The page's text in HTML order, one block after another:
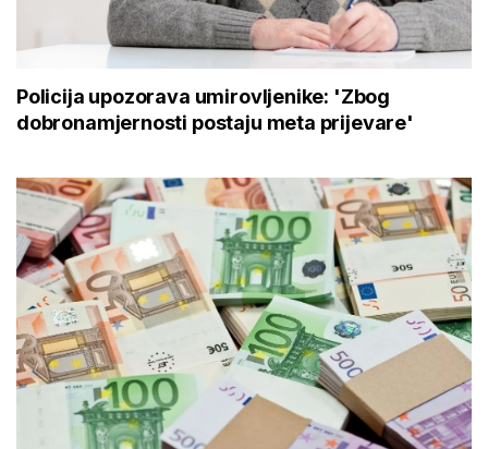
Policija upozorava umirovljenike: 'Zbog
dobronamjernosti postaju meta prijevare'